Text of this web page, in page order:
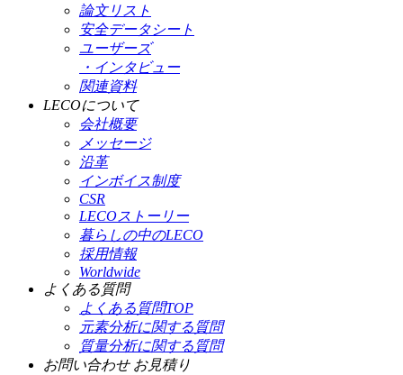
論文リスト
安全データシート
ユーザーズ
・インタビュー
関連資料
LECOについて
会社概要
メッセージ
沿革
インボイス制度
CSR
LECOストーリー
暮らしの中のLECO
採用情報
Worldwide
よくある質問
よくある質問TOP
元素分析に関する質問
質量分析に関する質問
お問い合わせ お見積り